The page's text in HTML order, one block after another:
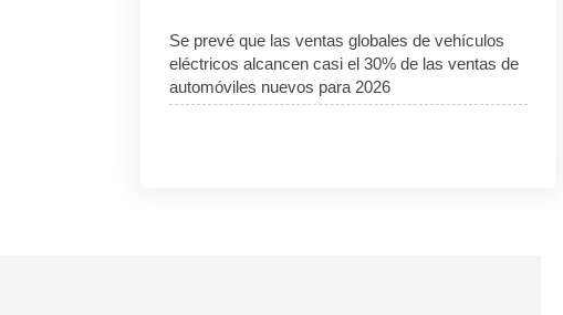
Se prevé que las ventas globales de vehículos
eléctricos alcancen casi el 30% de las ventas de
automóviles nuevos para 2026